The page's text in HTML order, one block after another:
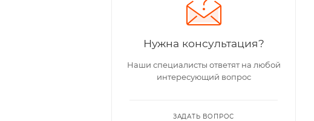
Нужна консультация?
Наши специалисты ответят на любой
интересующий вопрос
ЗАДАТЬ ВОПРОС